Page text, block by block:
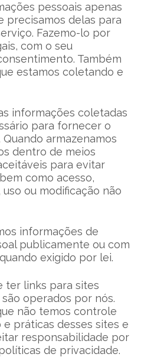
pessoais apenas
precisamos delas para
Fazemo-lo por
com o seu
Também
estamos coletando e
informações coletadas
para fornecer o
armazenamos
dentro de meios
​​para evitar
como acesso,
ou modificação não
informações de
publicamente ou com
exigido por lei.
ter links para sites
operados por nós.
não temos controle
práticas desses sites e
responsabilidade por
de privacidade.